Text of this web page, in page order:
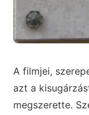
A filmjei,
azt a
megszerette.